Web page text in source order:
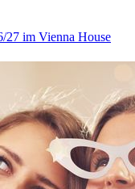
27 im Vienna House